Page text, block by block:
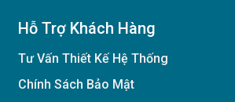
Hỗ Trợ Khách Hàng
Tư Vấn Thiết Kế Hệ Thống
Chính Sách Bảo Mật